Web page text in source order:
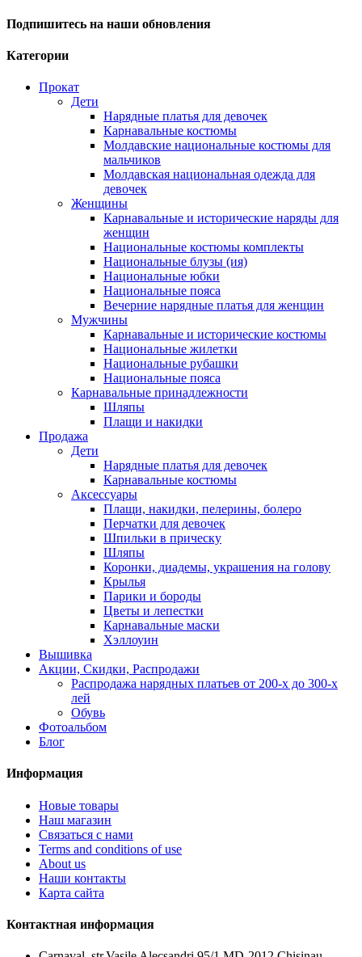
Подпишитесь на наши обновления
Категории
Прокат
Дети
Нарядные платья для девочек
Карнавальные костюмы
Молдавские национальные костюмы для
мальчиков
Молдавская национальная одежда для
девочек
Женщины
Карнавальные и исторические наряды для
женщин
Национальные костюмы комплекты
Национальные блузы (ия)
Национальные юбки
Национальные пояса
Вечерние нарядные платья для женщин
Мужчины
Карнавальные и исторические костюмы
Национальные жилетки
Национальные рубашки
Национальные пояса
Карнавальные принадлежности
Шляпы
Плащи и накидки
Продажа
Дети
Нарядные платья для девочек
Карнавальные костюмы
Аксессуары
Плащи, накидки, пелерины, болеро
Перчатки для девочек
Шпильки в прическу
Шляпы
Коронки, диадемы, украшения на голову
Крылья
Парики и бороды
Цветы и лепестки
Карнавальные маски
Хэллоуин
Вышивка
Акции, Скидки, Распродажи
Распродажа нарядных платьев от 200-х до 300-х
лей
Обувь
Фотоальбом
Блог
Информация
Новые товары
Наш магазин
Связаться с нами
Terms and conditions of use
About us
Наши контакты
Карта сайта
Контактная информация